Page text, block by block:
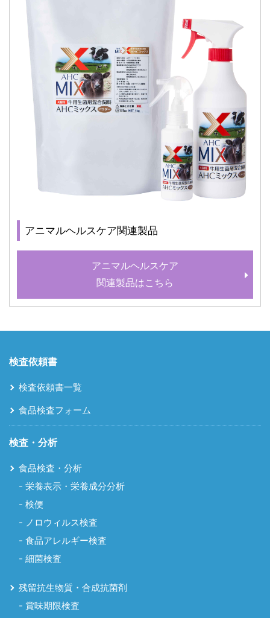
アニマルヘルスケア関連製品
アニマルヘルスケア
関連製品はこちら
検査依頼書
検査依頼書一覧
食品検査フォーム
検査・分析
食品検査・分析
栄養表示・栄養成分分析
検便
ノロウィルス検査
食品アレルギー検査
細菌検査
残留抗生物質・合成抗菌剤
賞味期限検査